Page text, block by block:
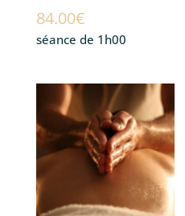
84.00€
séance de 1h00